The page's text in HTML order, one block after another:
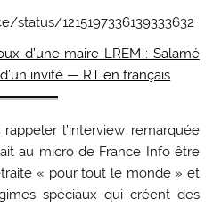
1215197336139333632
d’une maire LREM : Salamé
invité — RT en français
l’interview remarquée
au micro de France Info être
« pour tout le monde » et
spéciaux qui créent des